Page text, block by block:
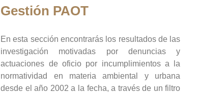
Gestión PAOT
En esta sección encontrarás los resultados de las
investigación motivadas por denuncias y
actuaciones de oficio por incumplimientos a la
normatividad en materia ambiental y urbana
desde el año 2002 a la fecha, a través de un filtro